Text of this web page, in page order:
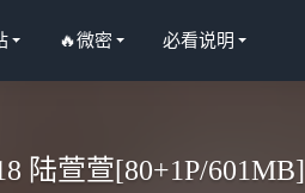
🔥微密 必看说明
陆萱萱[80+1P/601MB]